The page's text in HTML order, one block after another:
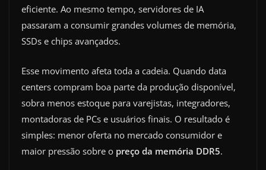
eficiente. Ao mesmo tempo, servidores de IA
passaram a consumir grandes volumes de memória,
SSDs e chips avançados.
Esse movimento afeta toda a cadeia. Quando data
centers compram boa parte da produção disponível,
sobra menos estoque para varejistas, integradores,
montadoras de PCs e usuários finais. O resultado é
simples: menor oferta no mercado consumidor e
maior pressão sobre o preço da memória DDR5.